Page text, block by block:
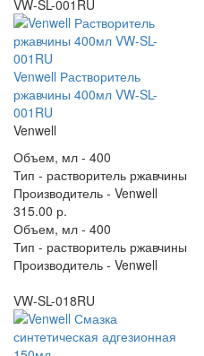
VW-SL-001RU
Venwell Растворитель
ржавчины 400мл VW-SL-
001RU
Venwell
Объем, мл - 400
Тип - растворитель ржавчины
Производитель - Venwell
315.00 р.
Объем, мл - 400
Тип - растворитель ржавчины
Производитель - Venwell
VW-SL-018RU